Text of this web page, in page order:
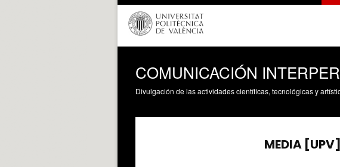
COMUNICACIÓN
Divulgación de las actividades científicas, tecnológicas y